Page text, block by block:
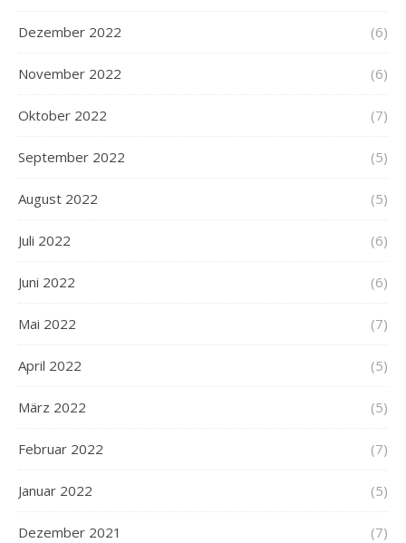
Dezember 2022 (6)
November 2022 (6)
Oktober 2022 (7)
September 2022 (5)
August 2022 (5)
Juli 2022 (6)
Juni 2022 (6)
Mai 2022 (7)
April 2022 (5)
März 2022 (5)
Februar 2022 (7)
Januar 2022 (5)
Dezember 2021 (7)